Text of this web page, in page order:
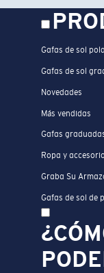
Gafas de sol
Gafas de sol
Novedades
Más vendidas
Gafas
Ropa y
Graba Su
Gafas de sol de